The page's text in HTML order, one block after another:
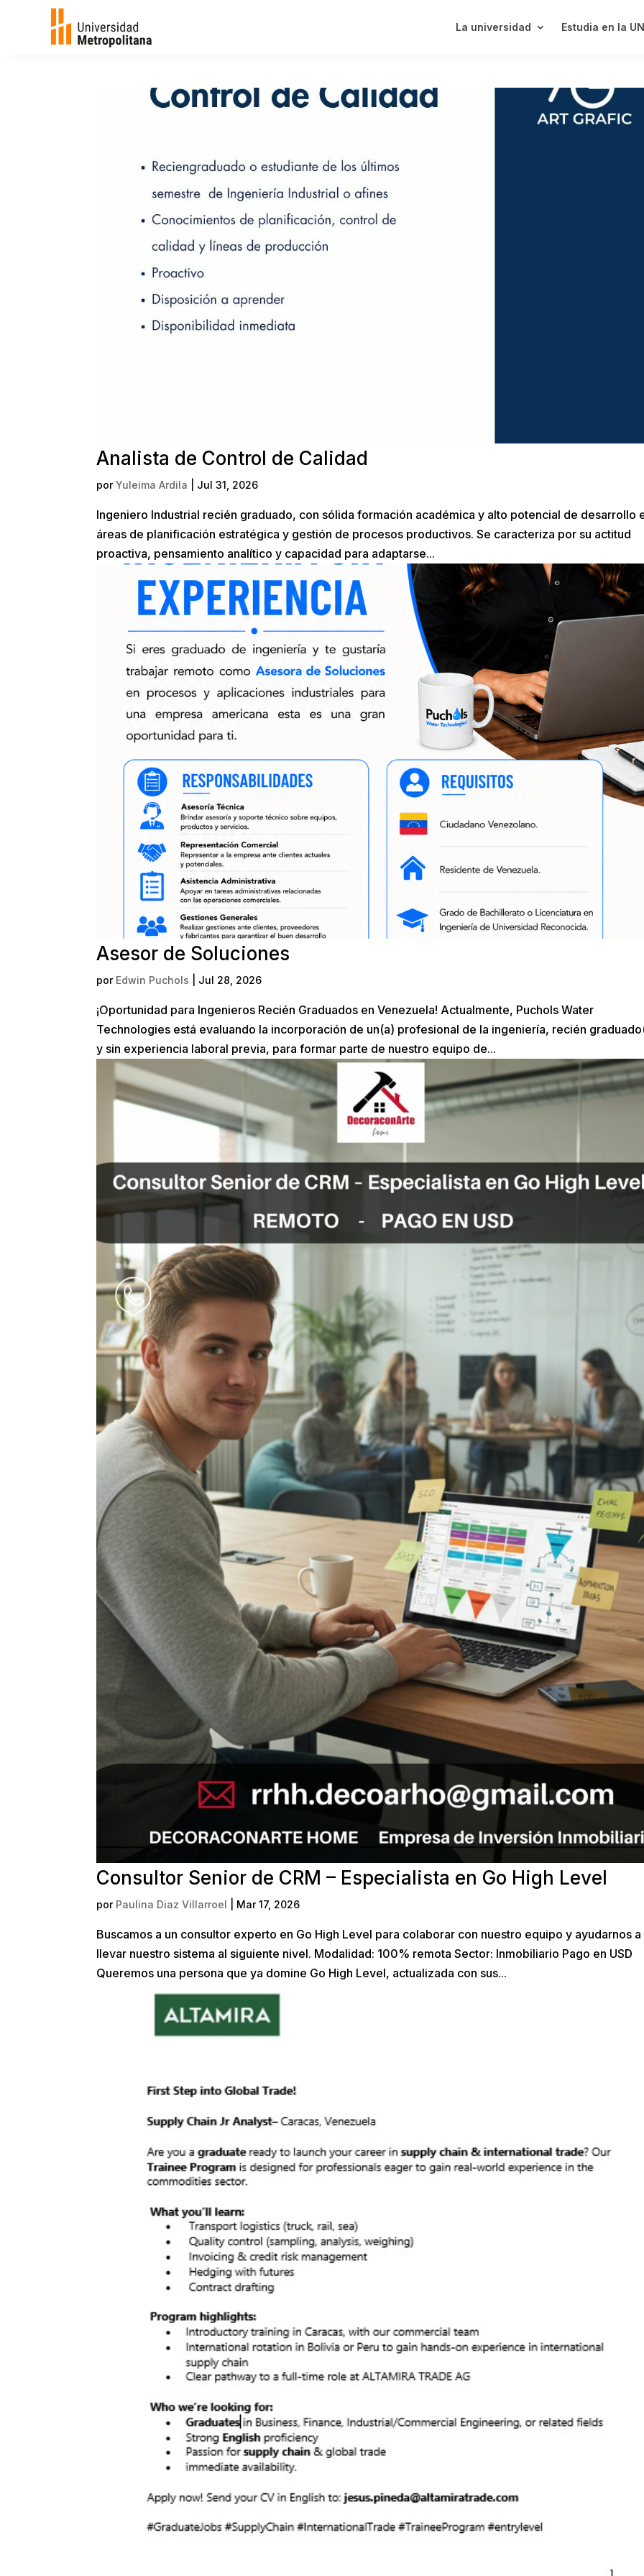
La universidad Estudia en la
Analista de Control de Calidad
porYuleima Ardila Jul 31, 2026
Ingeniero Industrial recién graduado, con sólida formación académica y alto potencial de desarrollo
áreas de planificación estratégica y gestión de procesos productivos. Se caracteriza por su actitud
proactiva, pensamiento analítico y capacidad para adaptarse...
Asesor de Soluciones
por Edwin Puchols Jul 28, 2026
¡Oportunidad para Ingenieros Recién Graduados en Venezuela! Actualmente, Puchols Water
Technologies está evaluando la incorporación de un(a) profesional de la ingeniería, recién
y sin experiencia laboral previa, para formar parte de nuestro equipo de...
Consultor Senior de CRM – Especialista en Go High Level
por Paulina Diaz Villarroel Mar 17, 2026
Buscamos a un consultor experto en Go High Level para colaborar con nuestro equipo y ayudarnos a
llevar nuestro sistema al siguiente nivel. Modalidad: 100% remota Sector: Inmobiliario Pago en USD
Queremos una persona que ya domine Go High Level, actualizada con sus...